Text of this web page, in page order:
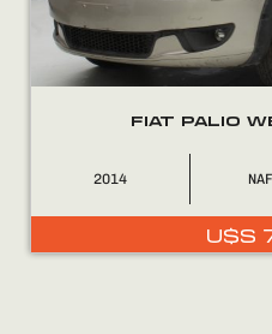
FIAT PALIO
2014
U$S